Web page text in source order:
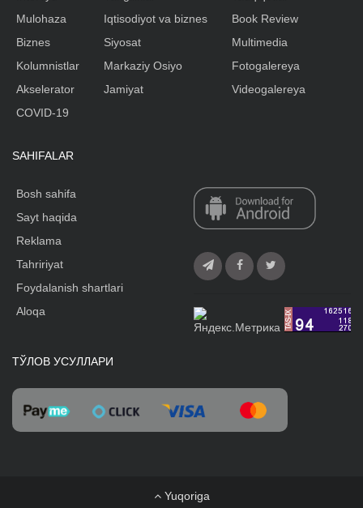
Mulohaza
Biznes
Kolumnistlar
Akselerator
Iqtisodiyot va biznes
Siyosat
Markaziy Osiyo
Jamiyat
Book Review
Multimedia
Fotogalereya
Videogalereya
COVID-19
SAHIFALAR
Bosh sahifa
Sayt haqida
Reklama
Tahririyat
Foydalanish shartlari
Aloqa
ТЎЛОВ УСУЛЛАРИ
Yuqoriga